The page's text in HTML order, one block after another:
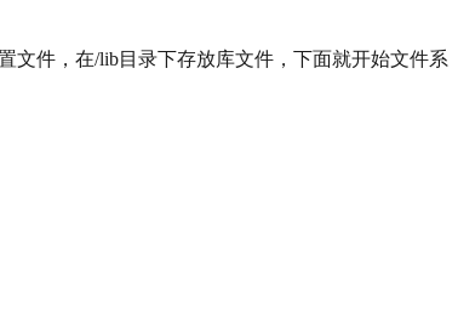
文件，在/lib目录下存放库文件，下面就开始文件系